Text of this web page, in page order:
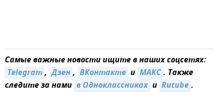
Самые важные новости ищите в наших соцсетях:
Telegram, Дзен, ВКонтакте и МАКС. Также
следите за нами в Одноклассниках и Rutube.